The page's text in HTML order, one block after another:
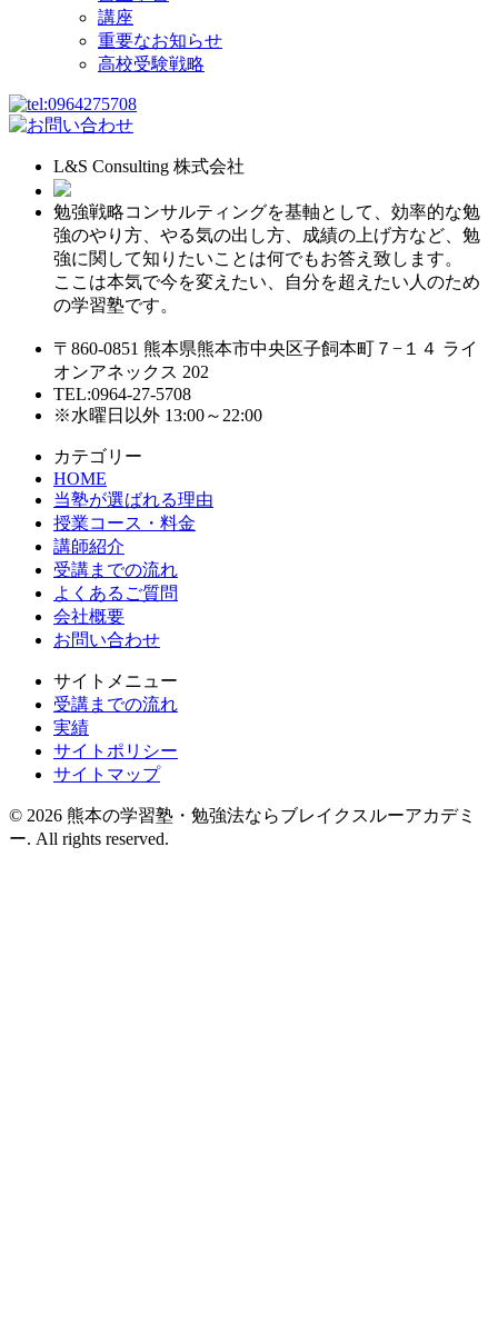
講座
重要なお知らせ
高校受験戦略
L&S Consulting 株式会社
勉強戦略コンサルティングを基軸として、効率的な勉
強のやり方、やる気の出し方、成績の上げ方など、勉
強に関して知りたいことは何でもお答え致します。
ここは本気で今を変えたい、自分を超えたい人のため
の学習塾です。
〒860-0851 熊本県熊本市中央区子飼本町７−１４ ライ
オンアネックス 202
TEL:0964-27-5708
※水曜日以外 13:00～22:00
カテゴリー
HOME
当塾が選ばれる理由
授業コース・料金
講師紹介
受講までの流れ
よくあるご質問
会社概要
お問い合わせ
サイトメニュー
受講までの流れ
実績
サイトポリシー
サイトマップ
© 2026 熊本の学習塾・勉強法ならブレイクスルーアカデミ
ー. All rights reserved.